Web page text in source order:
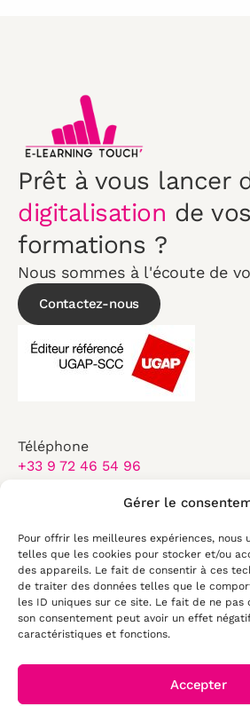
Gérer le
Pour offrir les meilleures expériences, nous
telles que les cookies pour stocker et/ou
des appareils. Le fait de consentir à ces
de traiter des données telles que le
les ID uniques sur ce site. Le fait de ne
son consentement peut avoir un effet
caractéristiques et fonctions.
Accepter
Prêt à vous lancer
digitalisation de vos
formations ?
Nous sommes à l'écoute de
Contactez-nous
Téléphone
+33 9 72 46 54 96
Du lundi au vendredi :
8:30-17:30
50 rue Antoine de Saint Exupéry
29490, Guipavas